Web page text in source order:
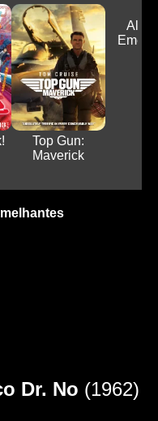
Top Gun:
Maverick
Dr. No (1962)